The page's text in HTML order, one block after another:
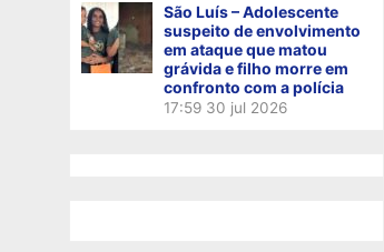
São Luís – Adolescente
suspeito de envolvimento
em ataque que matou
grávida e filho morre em
confronto com a polícia
17:59 30 jul 2026